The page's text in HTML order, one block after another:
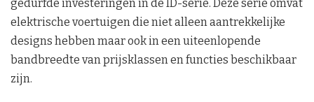
gedurfde investeringen in de ID-serie. Deze serie omvat
elektrische voertuigen die niet alleen aantrekkelijke
designs hebben maar ook in een uiteenlopende
bandbreedte van prijsklassen en functies beschikbaar
zijn.